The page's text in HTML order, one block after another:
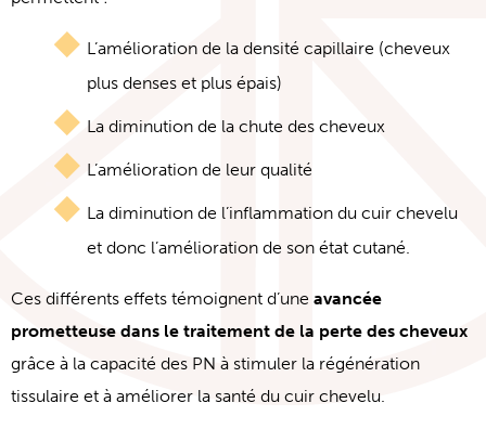
L’amélioration de la densité capillaire (cheveux
plus denses et plus épais)
La diminution de la chute des cheveux
L’amélioration de leur qualité
La diminution de l’inflammation du cuir chevelu
et donc l’amélioration de son état cutané.
Ces différents effets témoignent d’une avancée
prometteuse dans le traitement de la perte des cheveux
grâce à la capacité des PN à stimuler la régénération
tissulaire et à améliorer la santé du cuir chevelu.